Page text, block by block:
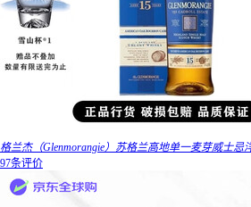
格兰杰（Glenmorangie）苏格兰高地单一麦芽威士忌
97条评价